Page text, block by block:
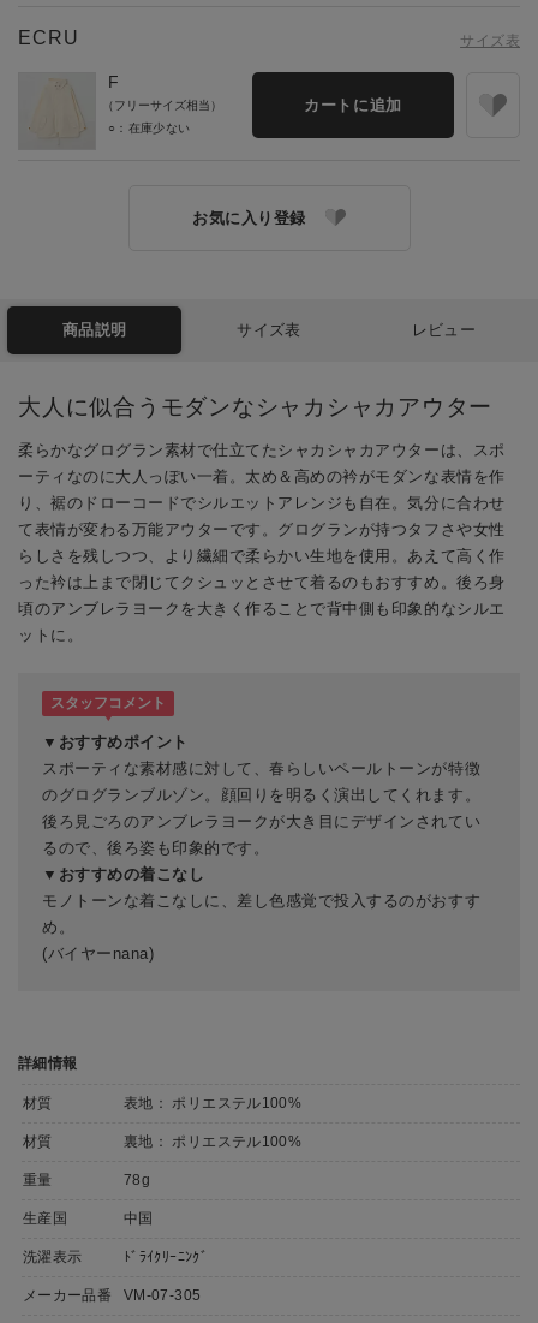
サイズ表
ECRU
F
（フリーサイズ相当）
○：在庫少ない
カートに追加
お気に入り登録
商品説明 サイズ表 レビュー
大人に似合うモダンなシャカシャカアウター
柔らかなグログラン素材で仕立てたシャカシャカアウターは、スポ
ーティなのに大人っぽい一着。太め＆高めの衿がモダンな表情を作
り、裾のドローコードでシルエットアレンジも自在。気分に合わせ
て表情が変わる万能アウターです。グログランが持つタフさや女性
らしさを残しつつ、より繊細で柔らかい生地を使用。あえて高く作
った衿は上まで閉じてクシュッとさせて着るのもおすすめ。後ろ身
頃のアンブレラヨークを大きく作ることで背中側も印象的なシルエ
ットに。
スタッフコメント
▼おすすめポイント
スポーティな素材感に対して、春らしいペールトーンが特徴
のグログランブルゾン。顔回りを明るく演出してくれます。
後ろ見ごろのアンブレラヨークが大き目にデザインされてい
るので、後ろ姿も印象的です。
▼おすすめの着こなし
モノトーンな着こなしに、差し色感覚で投入するのがおすす
め。
(バイヤーnana)
詳細情報
材質 表地： ポリエステル100%
材質 裏地： ポリエステル100%
重量 78g
生産国 中国
洗濯表示 ﾄﾞﾗｲｸﾘｰﾆﾝｸﾞ
メーカー品番 VM-07-305